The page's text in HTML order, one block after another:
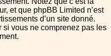
et que phpBB Limited n’est
d’un site donné.
si vous ne comprenez pas les